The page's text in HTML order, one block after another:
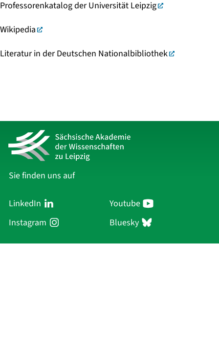
Professorenkatalog der Universität Leipzig
Wikipedia
Literatur in der Deutschen Nationalbibliothek
Sie finden uns auf
LinkedIn
Youtube
Instagram
Bluesky